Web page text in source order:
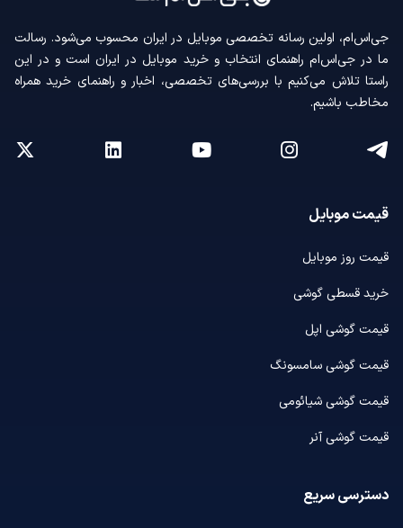
جی‌اس‌ام، اولین رسانه‌ تخصصی موبایل در ایران محسوب می‌شود. رسالت
ما در جی‌اس‌ام راهنمای انتخاب و خرید موبایل در ایران است و در این
راستا تلاش می‌کنیم با بررسی‌های تخصصی، اخبار و راهنمای خرید همراه
مخاطب باشیم.
قیمت موبایل
قیمت روز موبایل
خرید قسطی گوشی
قیمت گوشی اپل
قیمت گوشی سامسونگ
قیمت گوشی شیائومی
قیمت گوشی آنر
دسترسی سریع